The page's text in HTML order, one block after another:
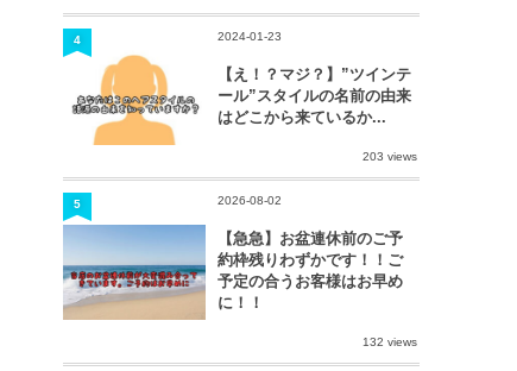
2024-01-23
【え！？マジ？】”ツインテ
ール”スタイルの名前の由来
はどこから来ているか...
203 views
4
2026-08-02
【急急】お盆連休前のご予
約枠残りわずかです！！ご
予定の合うお客様はお早め
に！！
132 views
5